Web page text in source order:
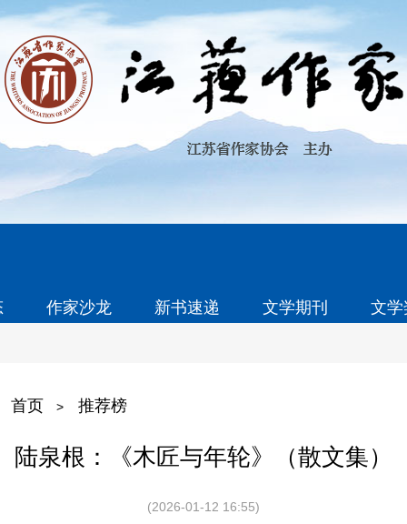
作家沙龙 新书速递 文学期刊 文
首页 > 推荐榜
陆泉根：《木匠与年轮》（散文集）
(2026-01-12 16:55)